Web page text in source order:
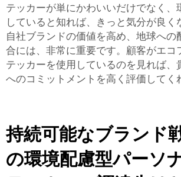
テッカーが単にかわいいだけでなく、
していると知れば、きっと気分が良く
自社ブランドの価値を高め、地球への
合には、非常に重要です。顧客がエコ
テッカーを使用しているのを見れば、
へのコミットメントを高く評価してく
持続可能なブランド
の環境配慮型パーソ